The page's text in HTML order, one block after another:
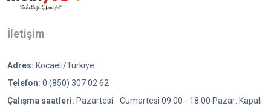
İletişim
Adres: Kocaeli/Türkiye
Telefon: 0 (850) 307 02 62
Çalışma saatleri: Pazartesi - Cumartesi 09:00 - 18:00 Pazar: Kapalı